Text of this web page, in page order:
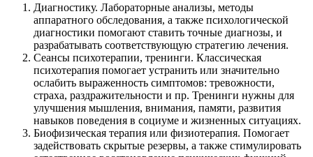
Диагностику. Лабораторные анализы, методы
аппаратного обследования, а также психологической
диагностики помогают ставить точные диагнозы, и
разрабатывать соответствующую стратегию лечения.
Сеансы психотерапии, тренинги. Классическая
психотерапия помогает устранить или значительно
ослабить выраженность симптомов: тревожности,
страха, раздражительности и пр. Тренинги нужны для
улучшения мышления, внимания, памяти, развития
навыков поведения в социуме и жизненных ситуациях.
Биофизическая терапия или физиотерапия. Помогает
задействовать скрытые резервы, а также стимулировать